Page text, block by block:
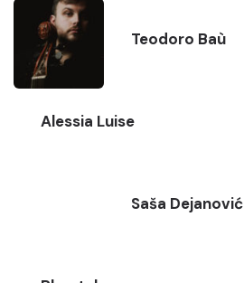
Teodoro Baù
Alessia Luise
Saša Dejanović